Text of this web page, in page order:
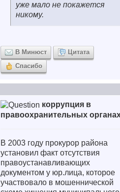
уже мало не покажется
никому.
В Минюст
Цитата
Спасибо
коррупция в
правоохранительных
В 2003 году прокурор района
установил факт отсутствия
правоустанавливающих
документом у юр.лица, которое
участвовало в мошеннической